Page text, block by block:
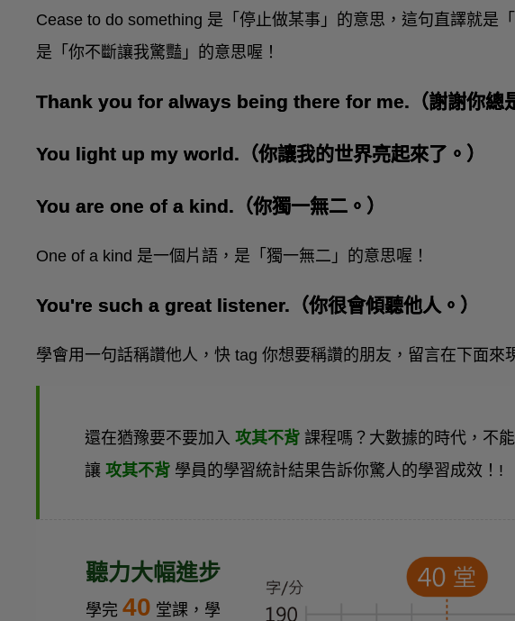
Cease to do something 是「停止做某事」的意思，這句直譯就是
是「你不斷讓我驚豔」的意思喔！
Thank you for always being there for me.（謝謝你總是
You light up my world.（你讓我的世界亮起來了。）
You are one of a kind.（你獨一無二。）
One of a kind 是一個片語，是「獨一無二」的意思喔！
You're such a great listener.（你很會傾聽他人。）
學會用一句話稱讚他人，快 tag 你想要稱讚的朋友，留言在下面來
還在猶豫要不要加入 攻其不背 課程嗎？大數據的時代，不
讓 攻其不背 學員的學習統計結果告訴你驚人的學習成效！!
聽力大幅進步
學完 40 堂課，學